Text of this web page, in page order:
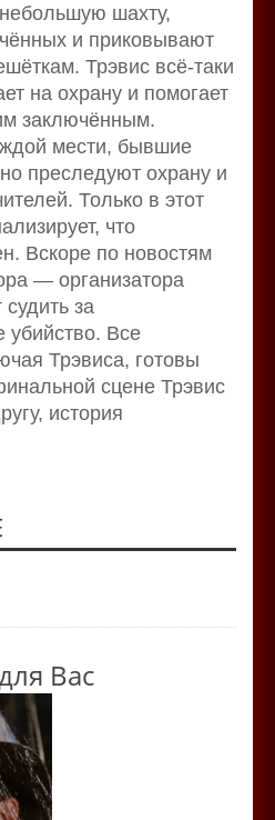
шахту,
и приковывают
Трэвис всё-таки
на охрану и помогает
заключённым.
мести, бывшие
преследуют охрану и
Только в этот
что
Вскоре по новостям
— организатора
за
Все
Трэвиса, готовы
сцене Трэвис
история
Вас